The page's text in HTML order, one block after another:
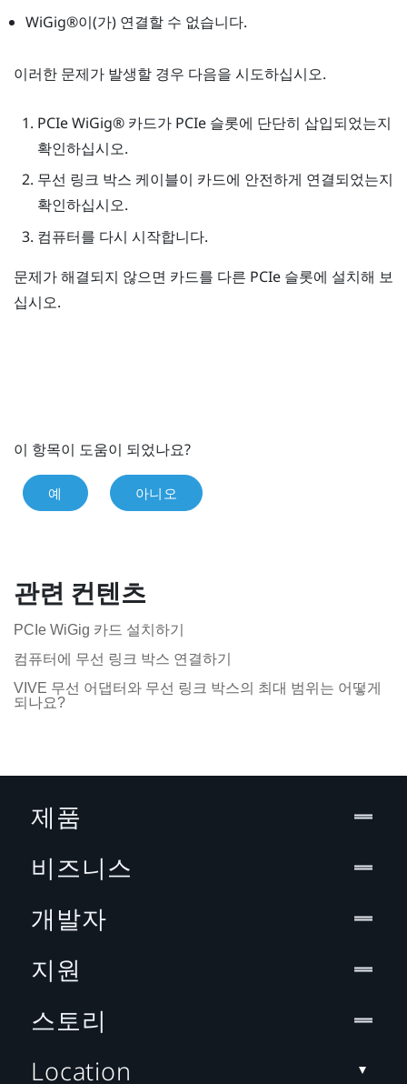
WiGig®이(가) 연결할 수 없습니다.
이러한 문제가 발생할 경우 다음을 시도하십시오.
PCIeWiGig®카드가 PCIe 슬롯에 단단히 삽입되었는지
확인하십시오.
무선 링크 박스 케이블이 카드에 안전하게 연결되었는지
확인하십시오.
컴퓨터를 다시 시작합니다.
문제가 해결되지 않으면 카드를 다른 PCIe 슬롯에 설치해 보
십시오.
이 항목이 도움이 되었나요?
예 아니오
관련 컨텐츠
PCIe WiGig 카드 설치하기
컴퓨터에 무선 링크 박스 연결하기
VIVE 무선 어댑터와 무선 링크 박스의 최대 범위는 어떻게
되나요?
제품
비즈니스
개발자
지원
스토리
Location